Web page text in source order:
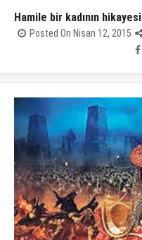
Hamile bir kadının hikayesi
Posted On Nisan 12, 2015